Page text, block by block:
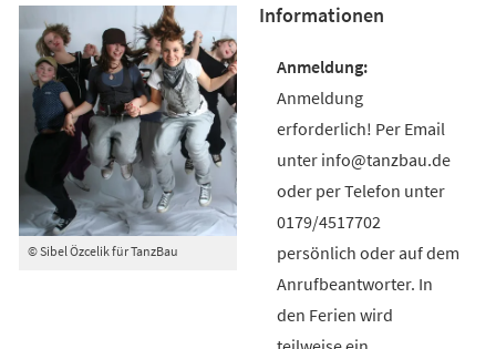
© Sibel Özcelik für TanzBau
Informationen
Anmeldung
erforderlich! Per Email
unter info@tanzbau.de
oder per Telefon unter
0179/4517702
persönlich oder auf dem
Anrufbeantworter. In
den Ferien wird